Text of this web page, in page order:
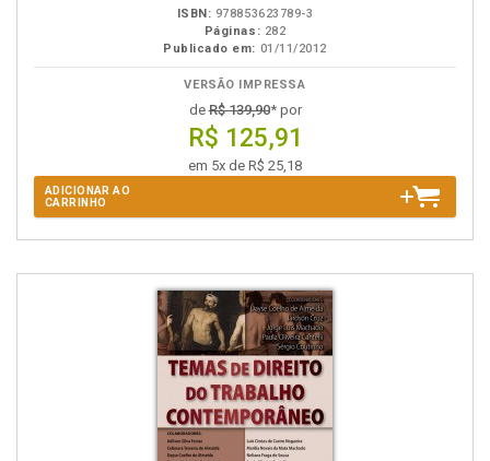
ISBN: 978853623789-3
Páginas: 282
Publicado em: 01/11/2012
VERSÃO IMPRESSA
deR$ 139,90* por
R$ 125,91
em 5x de R$ 25,18
ADICIONAR AO
CARRINHO